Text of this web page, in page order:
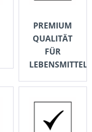
PREMIUM
QUALITÄT
FÜR
LEBENSMITTEL